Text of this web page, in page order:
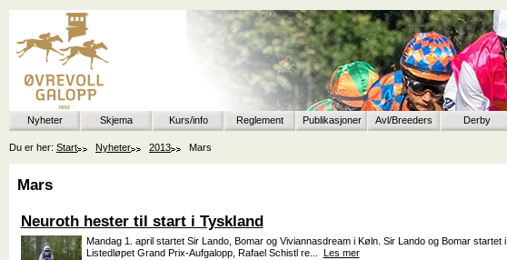
Nyheter Skjema Kurs/info Reglement Publikasjoner Avl/Breeders Derby
Du er her: Start Nyheter 2013 Mars
Mars
Neuroth hester til start i Tyskland
Mandag 1. april startet Sir Lando, Bomar og Viviannasdream i Køln. Sir Lando og Bomar startet i
Listedløpet Grand Prix-Aufgalopp, Rafael Schistl re...
Les mer